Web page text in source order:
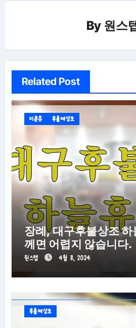
By 원스
Related Post
미분류 후불제상조
장례, 대구후불상조
께면 어렵지 않습니다.
원스텝 4월 8, 2024
후불제상조